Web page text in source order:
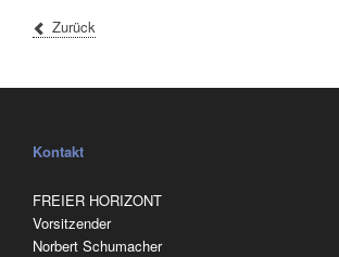
Zurück
Kontakt
FREIER HORIZONT
Vorsitzender
Norbert Schumacher